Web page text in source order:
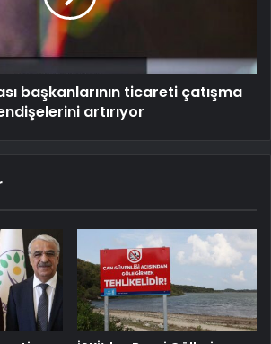
başkanlarının ticareti çatışma
artırıyor